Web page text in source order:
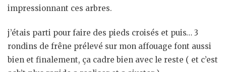
impressionnant ces arbres.
j’étais parti pour faire des pieds croisés et puis… 3
rondins de frêne prélevé sur mon affouage font aussi
bien et finalement, ça cadre bien avec le reste ( et c’est